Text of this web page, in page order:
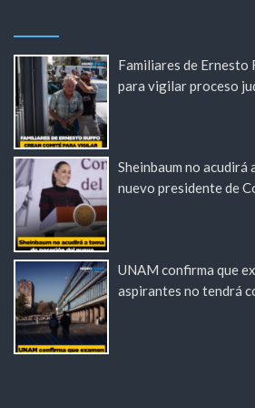
Familiares de Ernesto
para vigilar proceso
Sheinbaum no acudirá
nuevo presidente de
UNAM confirma que
aspirantes no tendrá